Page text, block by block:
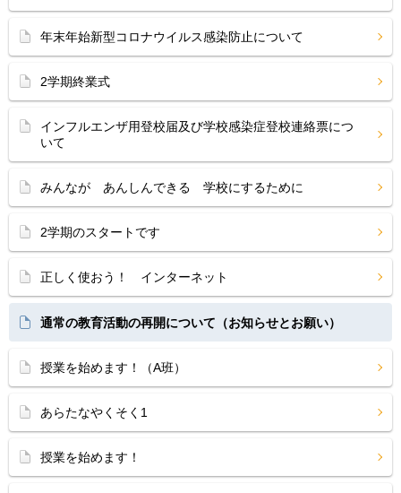
年末年始新型コロナウイルス感染防止について
2学期終業式
インフルエンザ用登校届及び学校感染症登校連絡票につ
いて
みんなが あんしんできる 学校にするために
2学期のスタートです
正しく使おう！ インターネット
通常の教育活動の再開について（お知らせとお願い）
授業を始めます！（A班）
あらたなやくそく1
授業を始めます！